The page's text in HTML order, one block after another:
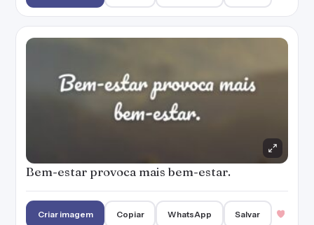
Criar imagem Copiar WhatsApp Salvar
momentos difíceis, ameniza o medo, nos
deixa mais forte e faz bem para saúde.
Qualquer amor já é um pouquinho de saúde,
um descanso na loucura.